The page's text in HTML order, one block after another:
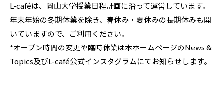
L-caféは、岡山大学授業日程計画に沿って運営しています。
年末年始の冬期休業を除き、春休み・夏休みの長期休みも開
いていますので、ご利用ください。
*オープン時間の変更や臨時休業は本ホームページのNews &
Topics及びL-café公式インスタグラムにてお知らせします。